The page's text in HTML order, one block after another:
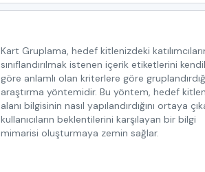
Kart Gruplama, hedef kitlenizdeki
sınıflandırılmak istenen içerik etiketlerini
göre anlamlı olan kriterlere göre
araştırma yöntemidir. Bu yöntem, hedef
alanı bilgisinin nasıl yapılandırdığını ortaya
kullanıcıların beklentilerini karşılayan bir bilgi
mimarisi oluşturmaya zemin sağlar.